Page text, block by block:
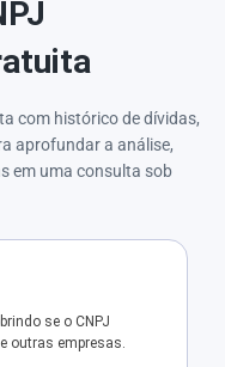
com histórico de dívidas,
aprofundar a análise,
em uma consulta sob
se o CNPJ
outras empresas.